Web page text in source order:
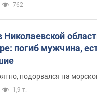
762
Николаевской
погиб мужчина,
подорвался на
1,9 т.